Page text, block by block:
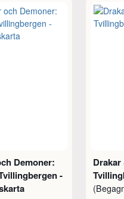
Demoner:
-
Drakar